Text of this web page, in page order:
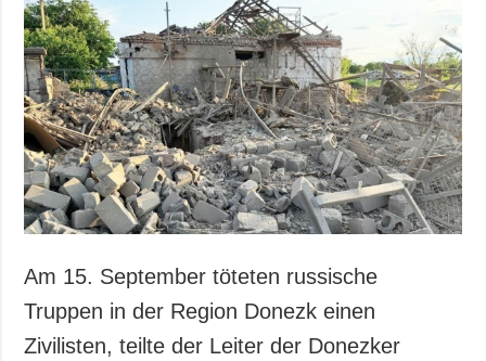
Am 15. September töteten russische
Truppen in der Region Donezk einen
Zivilisten, teilte der Leiter der Donezker